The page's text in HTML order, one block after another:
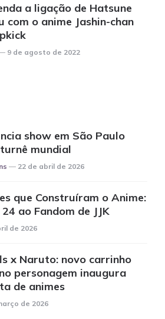
a ligação de Hatsune
com o anime Jashin-chan
9 de agosto de 2022
show em São Paulo
mundial
22 de abril de 2026
que Construíram o Anime:
ao Fandom de JJK
de 2026
x Naruto: novo carrinho
personagem inaugura
de animes
de 2026